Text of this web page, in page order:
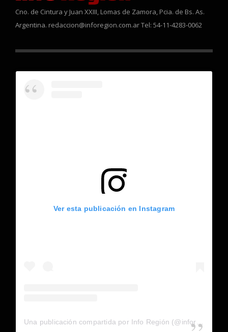
Cno. de Cintura y Juan XXIII, Lomas de Zamora, Pcia. de Bs. As.
Argentina. redaccion@inforegion.com.ar Tel: 54-11-4283-0062
Ver esta publicación en Instagram